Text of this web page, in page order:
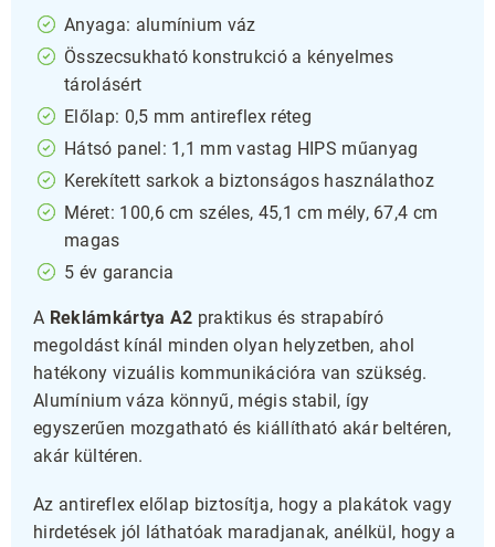
Anyaga: alumínium váz
Összecsukható konstrukció a kényelmes
tárolásért
Előlap: 0,5 mm antireflex réteg
Hátsó panel: 1,1 mm vastag HIPS műanyag
Kerekített sarkok a biztonságos használathoz
Méret: 100,6 cm széles, 45,1 cm mély, 67,4 cm
magas
5 év garancia
A Reklámkártya A2 praktikus és strapabíró
megoldást kínál minden olyan helyzetben, ahol
hatékony vizuális kommunikációra van szükség.
Alumínium váza könnyű, mégis stabil, így
egyszerűen mozgatható és kiállítható akár beltéren,
akár kültéren.
Az antireflex előlap biztosítja, hogy a plakátok vagy
hirdetések jól láthatóak maradjanak, anélkül, hogy a